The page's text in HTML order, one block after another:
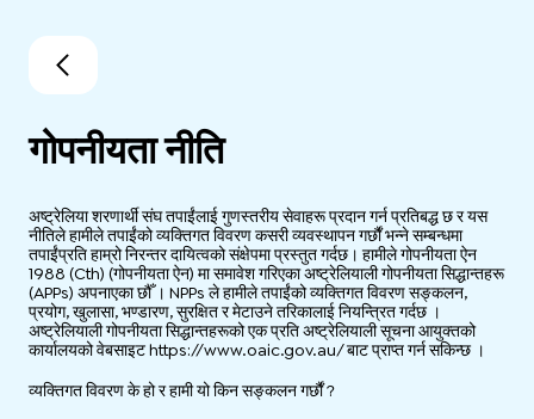
गोपनीयता नीति
अष्ट्रेलिया शरणार्थी संघ तपाईंलाई गुणस्तरीय सेवाहरू प्रदान गर्न प्रतिबद्ध छ र यस
नीतिले हामीले तपाईंको व्यक्तिगत विवरण कसरी व्यवस्थापन गर्छौं भन्ने सम्बन्धमा
तपाईंप्रति हाम्रो निरन्तर दायित्वको संक्षेपमा प्रस्तुत गर्दछ। हामीले गोपनीयता ऐन
1988 (Cth) (गोपनीयता ऐन) मा समावेश गरिएका अष्ट्रेलियाली गोपनीयता सिद्धान्तहरू
(APPs) अपनाएका छौँ । NPPs ले हामीले तपाईंको व्यक्तिगत विवरण सङ्कलन,
प्रयोग, खुलासा, भण्डारण, सुरक्षित र मेटाउने तरिकालाई नियन्त्रित गर्दछ ।
अष्ट्रेलियाली गोपनीयता सिद्धान्तहरूको एक प्रति अष्ट्रेलियाली सूचना आयुक्तको
कार्यालयको वेबसाइट https://www.oaic.gov.au/ बाट प्राप्त गर्न सकिन्छ ।
व्यक्तिगत विवरण के हो र हामी यो किन सङ्कलन गर्छौं ?